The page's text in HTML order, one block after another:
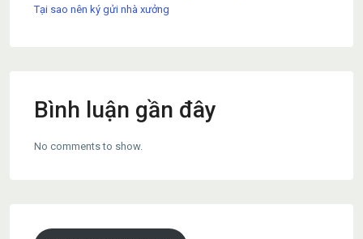
Tại sao nên ký gửi nhà xưởng
Bình luận gần đây
No comments to show.